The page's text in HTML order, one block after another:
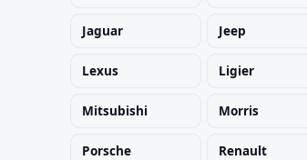
Szukaj pasujących części
Jaguar Jeep
Lexus Ligier
Mitsubishi Morris
Porsche Renault